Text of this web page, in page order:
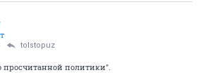
tolstopuz
просчитанной политики".